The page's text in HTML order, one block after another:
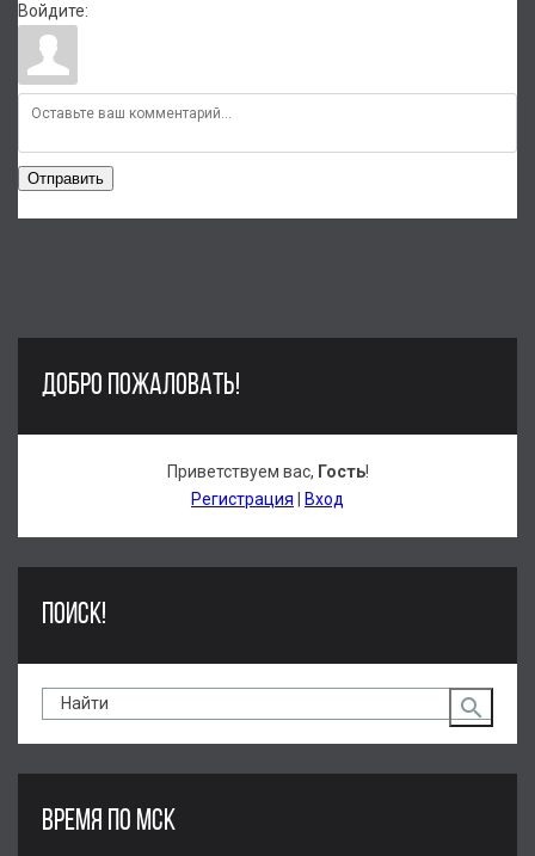
Войдите:
Отправить
ДОБРО ПОЖАЛОВАТЬ!
Приветствуем вас, Гость!
Регистрация
Вход
ПОИСК!
ВРЕМЯ ПО МСК